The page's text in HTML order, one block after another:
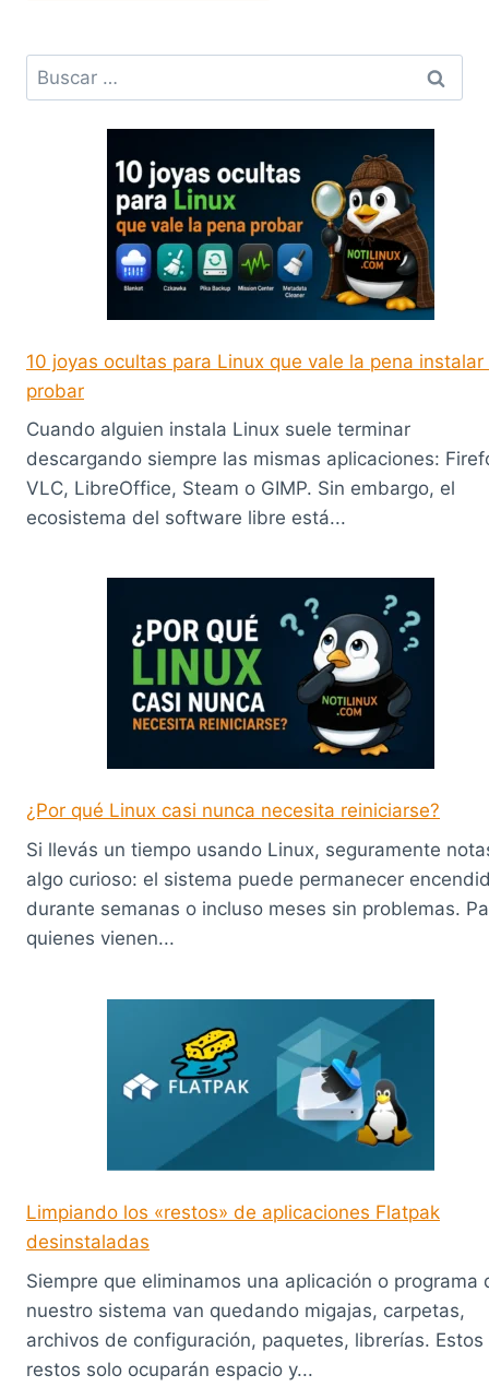
Buscar:
10 joyas ocultas para Linux que vale la pena instalar
probar
Cuando alguien instala Linux suele terminar
descargando siempre las mismas aplicaciones:
VLC, LibreOffice, Steam o GIMP. Sin embargo, el
ecosistema del software libre está...
¿Por qué Linux casi nunca necesita reiniciarse?
Si llevás un tiempo usando Linux, seguramente
algo curioso: el sistema puede permanecer
durante semanas o incluso meses sin problemas.
quienes vienen...
Limpiando los «restos» de aplicaciones Flatpak
desinstaladas
Siempre que eliminamos una aplicación o programa
nuestro sistema van quedando migajas, carpetas,
archivos de configuración, paquetes, librerías. Estos
restos solo ocuparán espacio y...